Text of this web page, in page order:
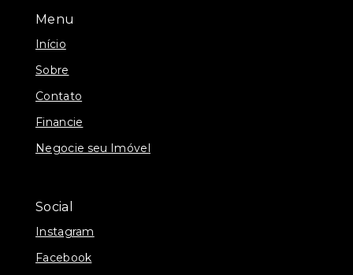
Menu
Início
Sobre
Contato
Financie
Negocie seu Imóvel
Social
Instagram
Facebook